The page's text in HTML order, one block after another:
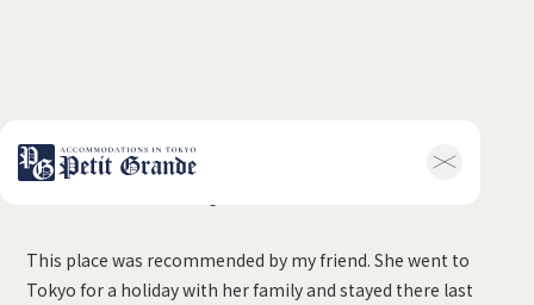
キャンペーン
お問い合わせ
Yenny, Indonesia
This place was recommended by my friend. She went to
Tokyo for a holiday with her family and stayed there last